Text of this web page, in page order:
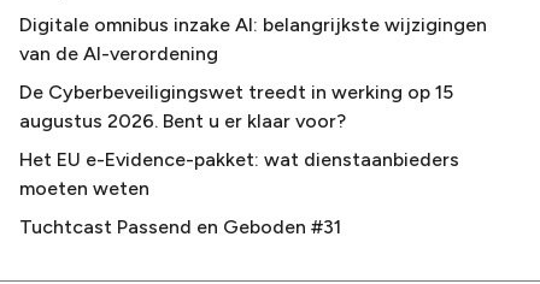
Digitale omnibus inzake AI: belangrijkste wijzigingen
van de AI-verordening
De Cyberbeveiligingswet treedt in werking op 15
augustus 2026. Bent u er klaar voor?
Het EU e-Evidence-pakket: wat dienstaanbieders
moeten weten
Tuchtcast Passend en Geboden #31